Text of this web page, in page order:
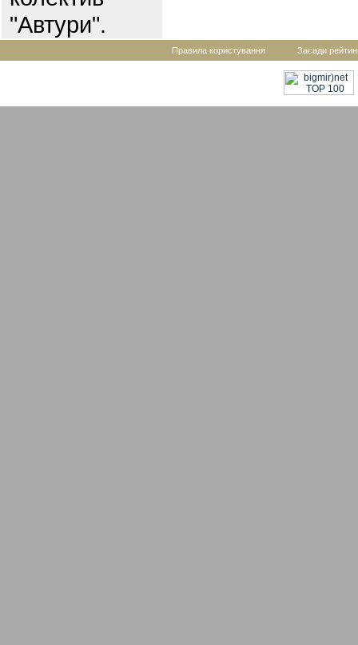
"Автури".
Правила користування Засади